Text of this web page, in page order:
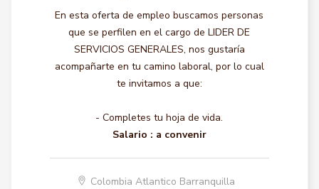
En esta oferta de empleo buscamos personas
que se perfilen en el cargo de LIDER DE
SERVICIOS GENERALES, nos gustaría
acompañarte en tu camino laboral, por lo cual
te invitamos a que:
- Completes tu hoja de vida.
Salario : a convenir
Colombia Atlantico Barranquilla